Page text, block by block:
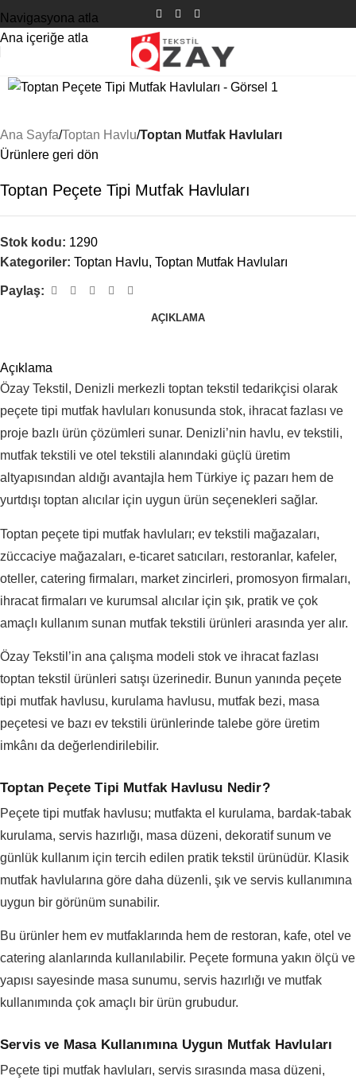
Navigasyona atla
Ana içeriğe atla
Ana Sayfa Toptan Havlu Toptan Mutfak Havluları
Ürünlere geri dön
Toptan Peçete Tipi Mutfak Havluları
Stok kodu: 1290
Kategoriler: Toptan Havlu, Toptan Mutfak Havluları
Paylaş:
AÇIKLAMA
Açıklama
Özay Tekstil, Denizli merkezli toptan tekstil tedarikçisi olarak
peçete tipi mutfak havluları konusunda stok, ihracat fazlası ve
proje bazlı ürün çözümleri sunar. Denizli’nin havlu, ev tekstili,
mutfak tekstili ve otel tekstili alanındaki güçlü üretim
altyapısından aldığı avantajla hem Türkiye iç pazarı hem de
yurtdışı toptan alıcılar için uygun ürün seçenekleri sağlar.
Toptan peçete tipi mutfak havluları; ev tekstili mağazaları,
züccaciye mağazaları, e-ticaret satıcıları, restoranlar, kafeler,
oteller, catering firmaları, market zincirleri, promosyon firmaları,
ihracat firmaları ve kurumsal alıcılar için şık, pratik ve çok
amaçlı kullanım sunan mutfak tekstili ürünleri arasında yer alır.
Özay Tekstil’in ana çalışma modeli stok ve ihracat fazlası
toptan tekstil ürünleri satışı üzerinedir. Bunun yanında peçete
tipi mutfak havlusu, kurulama havlusu, mutfak bezi, masa
peçetesi ve bazı ev tekstili ürünlerinde talebe göre üretim
imkânı da değerlendirilebilir.
Toptan Peçete Tipi Mutfak Havlusu Nedir?
Peçete tipi mutfak havlusu; mutfakta el kurulama, bardak-tabak
kurulama, servis hazırlığı, masa düzeni, dekoratif sunum ve
günlük kullanım için tercih edilen pratik tekstil ürünüdür. Klasik
mutfak havlularına göre daha düzenli, şık ve servis kullanımına
uygun bir görünüm sunabilir.
Bu ürünler hem ev mutfaklarında hem de restoran, kafe, otel ve
catering alanlarında kullanılabilir. Peçete formuna yakın ölçü ve
yapısı sayesinde masa sunumu, servis hazırlığı ve mutfak
kullanımında çok amaçlı bir ürün grubudur.
Servis ve Masa Kullanımına Uygun Mutfak Havluları
Peçete tipi mutfak havluları, servis sırasında masa düzeni,